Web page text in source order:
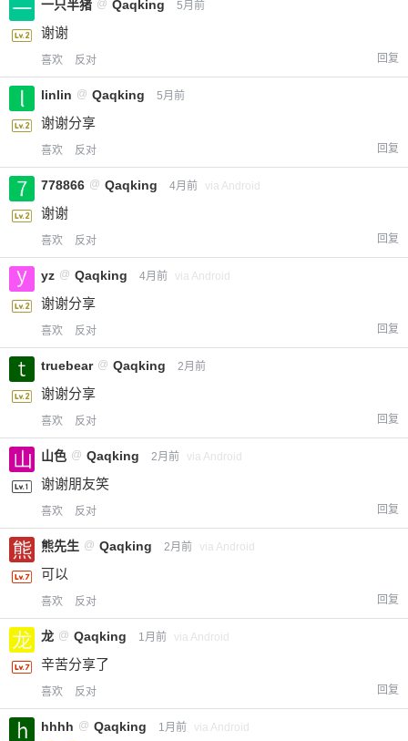
一只半猪 @ Qaqking 5月前
谢谢
喜欢 反对 回复
linlin @ Qaqking 5月前
谢谢分享
喜欢 反对 回复
778866 @ Qaqking 4月前 via Android
谢谢
喜欢 反对 回复
yz @ Qaqking 4月前 via Android
谢谢分享
喜欢 反对 回复
truebear @ Qaqking 2月前
谢谢分享
喜欢 反对 回复
山色 @ Qaqking 2月前 via Android
谢谢朋友笑
喜欢 反对 回复
熊先生 @ Qaqking 2月前 via Android
可以
喜欢 反对 回复
龙 @ Qaqking 1月前 via Android
辛苦分享了
喜欢 反对 回复
hhhh @ Qaqking 1月前 via Android